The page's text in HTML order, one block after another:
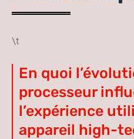
\t
En quoi
processeur
l’expérience
appareil high-